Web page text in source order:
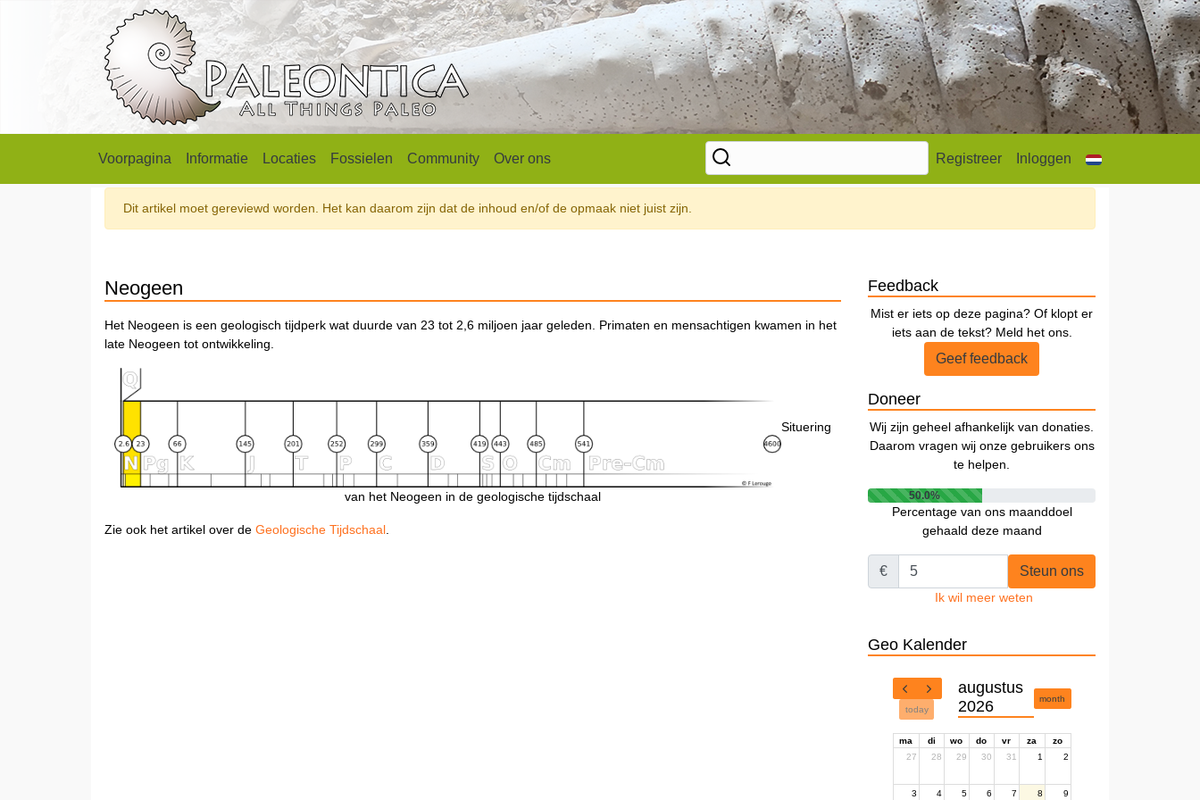
Voorpagina Informatie Locaties Fossielen Community Over ons Registreer Inloggen
Dit artikel moet gereviewd worden. Het kan daarom zijn dat de inhoud en/of de opmaak niet juist zijn.
Neogeen
Het Neogeen is een geologisch tijdperk wat duurde van 23 tot 2,6 miljoen jaar geleden. Primaten en mensachtigen kwamen in het
late Neogeen tot ontwikkeling.
Situering
van het Neogeen in de geologische tijdschaal
Zie ook het artikel over de Geologische Tijdschaal
Feedback
Mist er iets op deze pagina? Of klopt er
iets aan de tekst? Meld het ons.
Geef feedback
Doneer
Wij zijn geheel afhankelijk van donaties.
Daarom vragen wij onze gebruikers ons
te helpen.
50.0%
Percentage van ons maanddoel
gehaald deze maand
€ Steun ons
Ik wil meer weten
Geo Kalender
today
augustus
2026
month
ma di wo do vr za
zo
27
28 29 30 31 1 2
3 4 5 6 7 8 9